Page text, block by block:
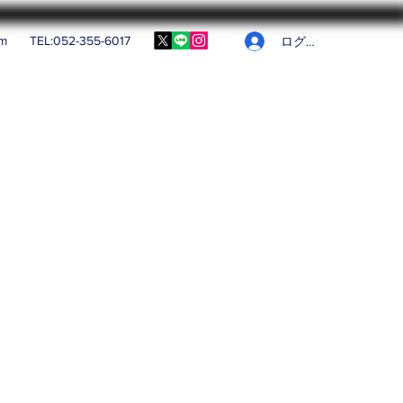
TEL:052-355-6017 ログイン